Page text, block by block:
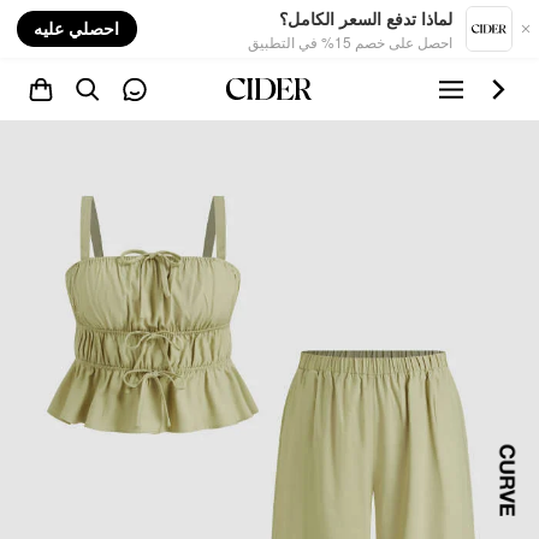
لماذا تدفع السعر الكامل؟
احصل على خصم 15% في التطبيق
احصلي عليه